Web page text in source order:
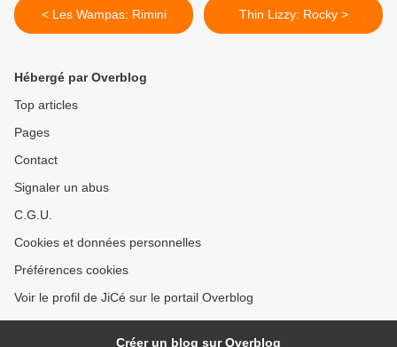
< Les Wampas: Rimini Thin Lizzy: Rocky >
Hébergé par Overblog
Top articles
Pages
Contact
Signaler un abus
C.G.U.
Cookies et données personnelles
Préférences cookies
Voir le profil de JiCé sur le portail Overblog
Créer un blog sur Overblog